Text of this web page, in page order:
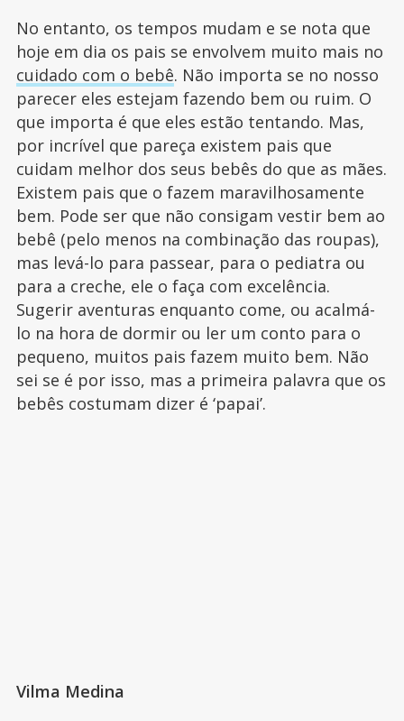
No entanto, os tempos mudam e se nota que
hoje em dia os pais se envolvem muito mais no
cuidado com o bebê. Não importa se no nosso
parecer eles estejam fazendo bem ou ruim. O
que importa é que eles estão tentando. Mas,
por incrível que pareça existem pais que
cuidam melhor dos seus bebês do que as mães.
Existem pais que o fazem maravilhosamente
bem. Pode ser que não consigam vestir bem ao
bebê (pelo menos na combinação das roupas),
mas levá-lo para passear, para o pediatra ou
para a creche, ele o faça com excelência.
Sugerir aventuras enquanto come, ou acalmá-
lo na hora de dormir ou ler um conto para o
pequeno, muitos pais fazem muito bem. Não
sei se é por isso, mas a primeira palavra que os
bebês costumam dizer é ‘papai’.
Vilma Medina